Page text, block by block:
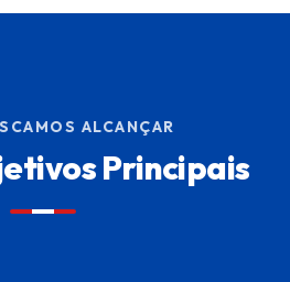
ALCANÇAR
Principais